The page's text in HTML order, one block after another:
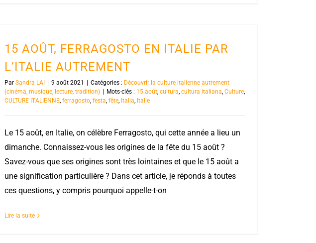
15 AOÛT, FERRAGOSTO EN ITALIE PAR
L’ITALIE AUTREMENT
Par Sandra LAI 9 août 2021 Catégories : Découvrir la culture italienne autrement
(cinéma, musique, lecture, tradition)
Mots-clés : 15 août, cultura, cultura italiana, Culture,
CULTURE ITALIENNE, ferragosto, festa, fête, Italia, Italie
Le 15 août, en Italie, on célèbre Ferragosto, qui cette année a lieu un
dimanche. Connaissez-vous les origines de la fête du 15 août ?
Savez-vous que ses origines sont très lointaines et que le 15 août a
une signification particulière ? Dans cet article, je réponds à toutes
ces questions, y compris pourquoi appelle-t-on
Lire la suite